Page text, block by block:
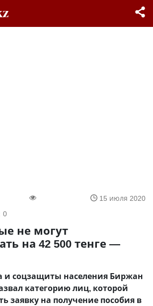
15 июля 2020
0
не могут
на 42 500 тенге —
и соцзащиты населения Биржан
категорию лиц, которой
заявку на получение пособия в